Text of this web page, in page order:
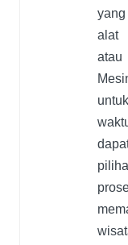
alat
atau